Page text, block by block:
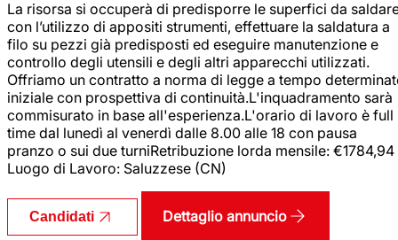
La risorsa si occuperà di predisporre le superfici da
con l’utilizzo di appositi strumenti, effettuare la saldatura a
filo su pezzi già predisposti ed eseguire manutenzione e
controllo degli utensili e degli altri apparecchi utilizzati.
Offriamo un contratto a norma di legge a tempo
iniziale con prospettiva di continuità.L'inquadramento sarà
commisurato in base all'esperienza.L'orario di lavoro è full
time dal lunedì al venerdì dalle 8.00 alle 18 con pausa
pranzo o sui due turniRetribuzione lorda mensile: €1784,94
Luogo di Lavoro: Saluzzese (CN)
Candidati Dettaglio annuncio